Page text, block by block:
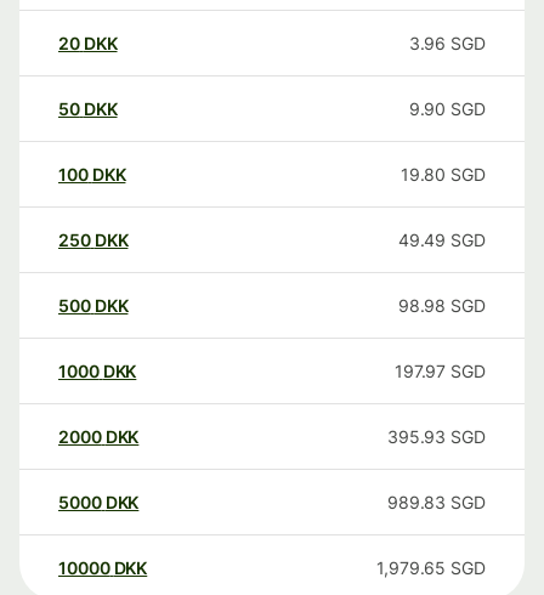
20 DKK 3.96 SGD
50 DKK 9.90 SGD
100 DKK 19.80 SGD
250 DKK 49.49 SGD
500 DKK 98.98 SGD
1000 DKK 197.97 SGD
2000 DKK 395.93 SGD
5000 DKK 989.83 SGD
10000 DKK 1,979.65 SGD